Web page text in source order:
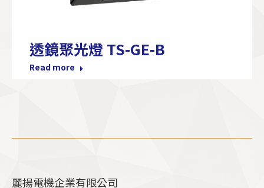
透鏡聚光燈 TS-GE-B
Read more
麗揚電機企業有限公司